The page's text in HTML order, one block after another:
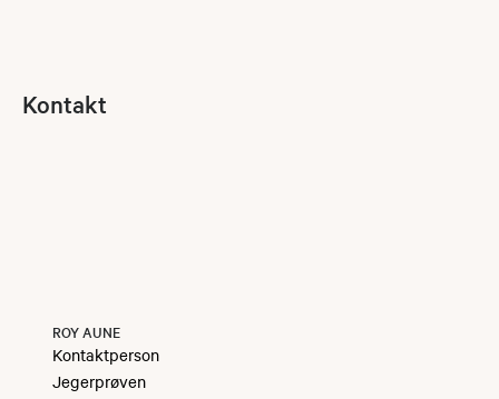
Kontakt
ROY AUNE
Kontaktperson
Jegerprøven